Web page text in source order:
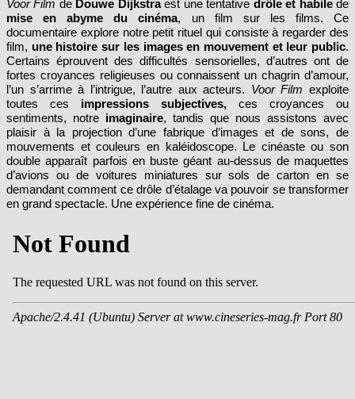
Voor Film de Douwe Dijkstraest une tentative drôle et habilede
mise en abyme du cinéma, un film sur les films. Ce
documentaire explore notre petit rituel qui consiste à regarder des
film, une histoire sur les images en mouvement et leur public.
Certains éprouvent des difficultés sensorielles, d’autres ont de
fortes croyances religieuses ou connaissent un chagrin d’amour,
l’un s’arrime à l’intrigue, l’autre aux acteurs.
Voor Film exploite
toutes ces impressions subjectives, ces croyances ou
sentiments, notre imaginaire, tandis que nous assistons avec
plaisir à la projection d’une fabrique d’images et de sons, de
mouvements et couleurs en kaléidoscope. Le cinéaste ou son
double apparaît parfois en buste géant au-dessus de maquettes
d’avions ou de voitures miniatures sur sols de carton en se
demandant comment ce drôle d’étalage va pouvoir se transformer
en grand spectacle. Une expérience fine de cinéma.